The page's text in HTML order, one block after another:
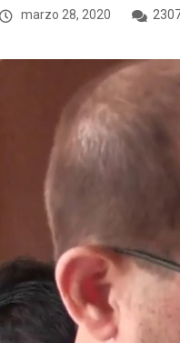
marzo 28, 2020